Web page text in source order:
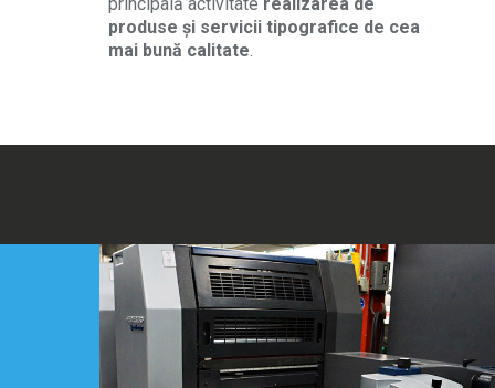
produse şi servicii tipografice de cea
mai bună calitate.